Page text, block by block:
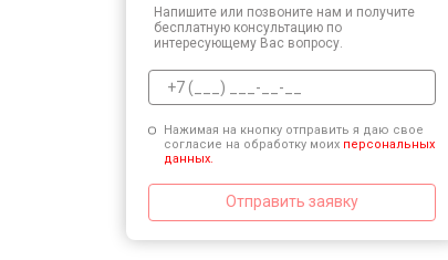
Напишите или позвоните нам и получите
бесплатную консультацию по
интересующему Вас вопросу.
Нажимая на кнопку отправить я даю свое
согласие на обработку моих персональных
данных.
Отправить заявку